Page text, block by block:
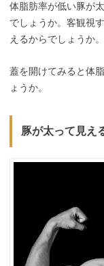
体脂肪率が低い豚が
でしょうか。客観視
えるからでしょうか。
蓋を開けてみると体
ょうか。
豚が太って見え